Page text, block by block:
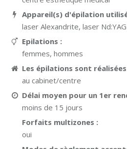
Appareil(s) d'épilation
laser Alexandrite, laser Nd:YAG
Epilations :
femmes, hommes
Les épilations sont
au cabinet/centre
Délai moyen pour un 1er
moins de 15 jours
Forfaits multizones :
oui